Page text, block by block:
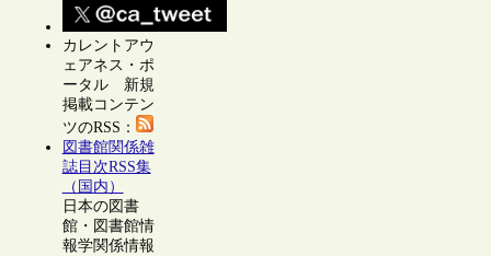
カレントアウ
ェアネス・ポ
ータル 新規
掲載コンテン
ツのRSS：
図書館関係雑
誌目次RSS集
（国内）
日本の図書
館・図書館情
報学関係情報